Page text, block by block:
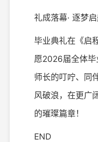
礼成落幕· 逐梦
毕业典礼在《启
愿2026届全体毕
师长的叮咛、同
风破浪，在更广
的璀璨篇章！
END